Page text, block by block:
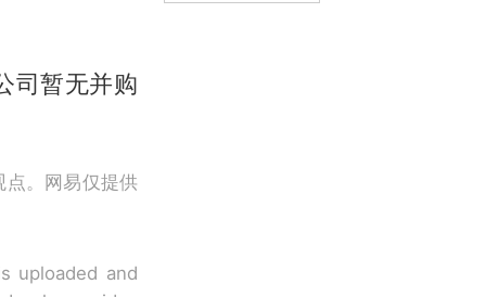
司暂无并购
点。网易仅提供
uploaded and